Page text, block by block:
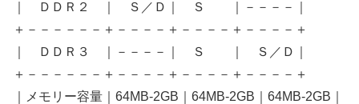
｜ ＤＤＲ２ ｜ Ｓ／Ｄ｜ Ｓ ｜－－－－｜
＋－－－－－－＋－－－－＋－－－－＋－－－－＋
｜ ＤＤＲ３ ｜－－－－｜ Ｓ ｜ Ｓ／Ｄ｜
＋－－－－－－＋－－－－＋－－－－＋－－－－＋
｜メモリー容量｜64MB-2GB｜64MB-2GB｜64MB-2GB｜